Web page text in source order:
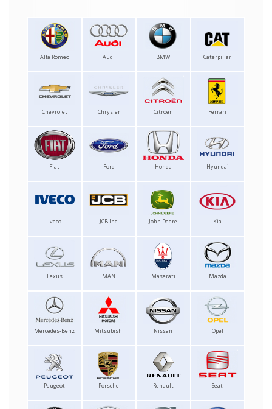
Alfa Romeo Audi BMW Caterpillar
Chevrolet Chrysler Citroen Ferrari
Fiat Ford Honda Hyundai
Iveco JCB Inc. John Deere Kia
Lexus MAN Maserati Mazda
Mercedes-Benz Mitsubishi Nissan Opel
Peugeot Porsche Renault Seat